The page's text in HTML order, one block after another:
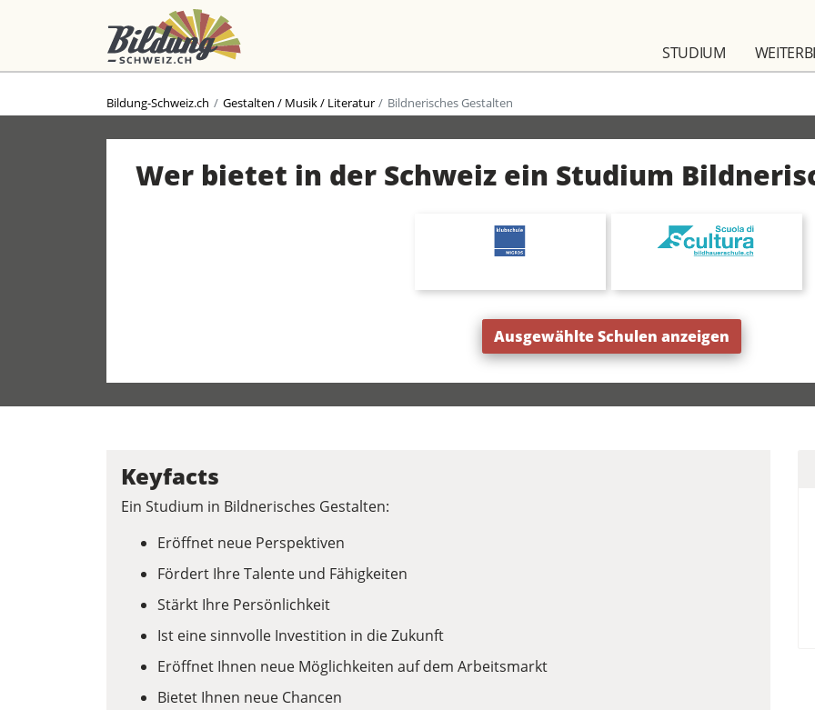
STUDIUM
Bildung-Schweiz.ch Gestalten / Musik / Literatur Bildnerisches Gestalten
Wer bietet in der Schweiz ein Studium
Ausgewählte Schulen anzeigen
Keyfacts
Ein Studium in Bildnerisches Gestalten:
Eröffnet neue Perspektiven
Fördert Ihre Talente und Fähigkeiten
Stärkt Ihre Persönlichkeit
Ist eine sinnvolle Investition in die Zukunft
Eröffnet Ihnen neue Möglichkeiten auf dem Arbeitsmarkt
Bietet Ihnen neue Chancen